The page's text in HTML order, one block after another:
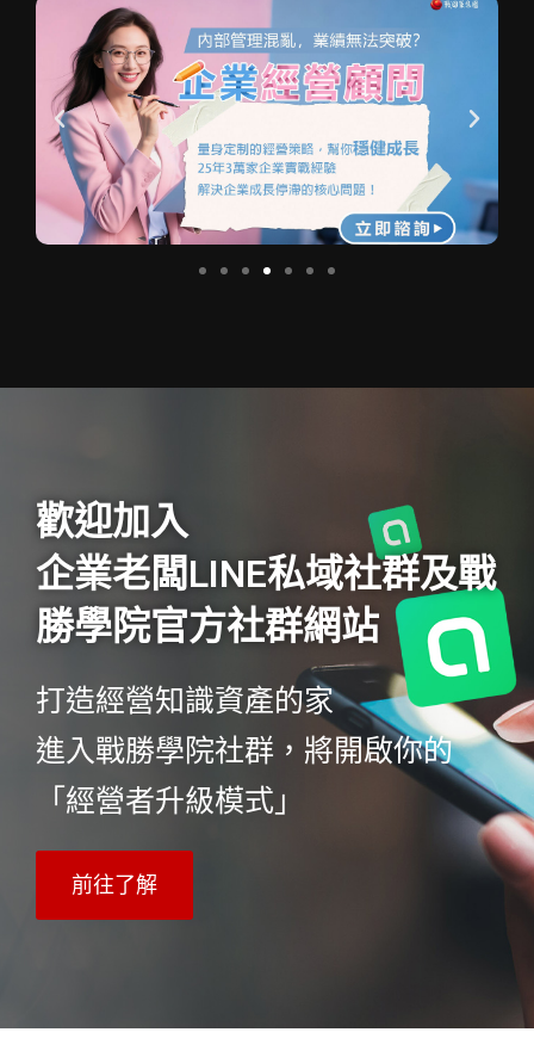
歡迎加入
企業老闆LINE私域社群及戰
勝學院官方社群網站
打造經營知識資產的家
進入戰勝學院社群，將開啟你的
「經營者升級模式」
前往了解